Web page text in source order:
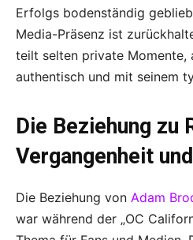
Erfolgs bodenständig
Media-Präsenz ist
teilt selten private Momente,
authentisch und mit seinem
Die Beziehung zu
Vergangenheit
Die Beziehung von Adam
war während der „OC